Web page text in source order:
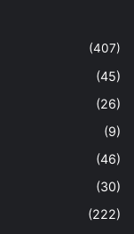
(407)
(45)
(26)
(9)
(46)
(30)
(222)